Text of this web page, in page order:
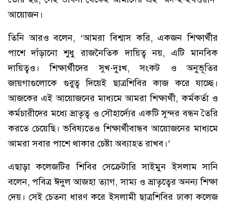
আয়োজন।
তিনি আরও বলেন, ‘আমরা বিশ্বাস করি, একজন শিক্ষার্থীর
পাশে দাঁড়ানো শুধু রাজনৈতিক দায়িত্ব নয়, এটি মানবিক
দায়িত্বও। শিক্ষার্থীদের সুখ-দুঃখ, সংকট ও অনুভূতির
জায়গাগুলোকে গুরুত্ব দিয়েই ছাত্রশিবির কাজ করে যাচ্ছে।
আজকের এই আয়োজনের মাধ্যমে আমরা শিক্ষার্থী, কর্মকর্তা ও
কর্মচারীদের মধ্যে ভ্রাতৃত্ব ও সৌহার্দ্যের একটি সুন্দর বন্ধন তৈরি
করতে চেয়েছি। ভবিষ্যতেও শিক্ষার্থীবান্ধব আয়োজনের মাধ্যমে
আমরা সবার পাশে থাকার চেষ্টা অব্যাহত রাখব।’
এছাড়া কলেজটির শিবির সেক্রেটারি সাইমুন ইসলাম সানি
বলেন, পবিত্র ঈদুল আজহা ত্যাগ, সাম্য ও ভ্রাতৃত্বের অনন্য শিক্ষা
দেয়। সেই চেতনা ধারণ করে ইসলামী ছাত্রশিবির ঢাকা কলেজ